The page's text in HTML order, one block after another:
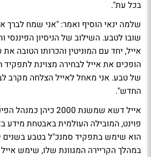
בכל עת".
שלמה ינאי הוסיף ואמר: "אני שמח לברך
שובו לטבע. השילוב של הניסיון הפיננסי
אייל, יחד עם המוניטין והכרותו הטובה
הופכים את אייל לבחירה מצוינת לתפקיד
של טבע. אני מאחל לאייל הצלחה מקרב
החדש".
אייל דשא שמשנת 2000
פוינט, המובילה העולמית באבטחת מידע
במהלך הקריירה המגוונת שלו, שימש